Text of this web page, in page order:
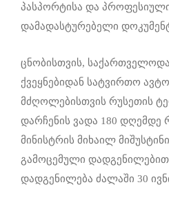
პასპორტისა და პროფესიული
დამადასტურებელი
ცნობისთვის,
ქვეყნებიდან სატვირთო
მძღოლებისთვის რუსეთის
დარჩენის ვადა 180 დღემდე
მინისტრის მიხაილ
გამოცემული
დადგენილება ძალაში 30